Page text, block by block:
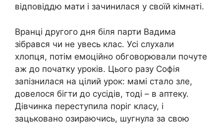
відповіддю мати і зачинилася у своїй кімнаті.
Вранці другого дня біля парти Вадима
зібрався чи не увесь клас. Усі слухали
хлопця, потім емоційно обговорювали почуте
аж до початку уроків. Цього разу Софія
запізнилася на цілий урок: мамі стало злe,
довелося бігти до сусідів, тоді – в aптеку.
Дівчинка переступила поріг класу, і
зацьковано озираючись, шугнула за свою